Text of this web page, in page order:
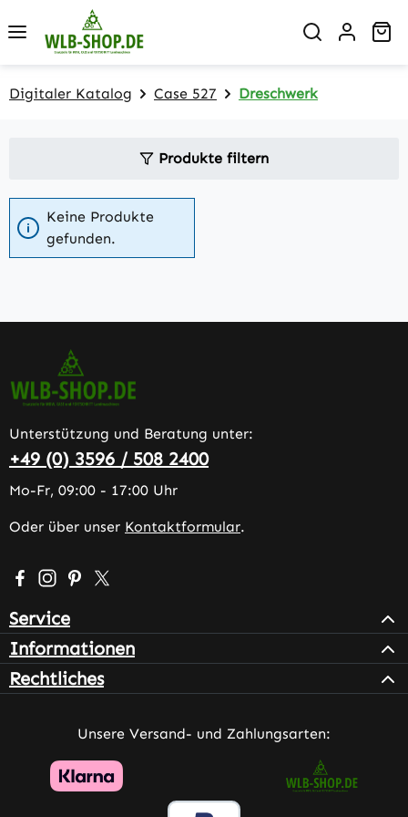
Zum Hauptinhalt springen
Digitaler Katalog Case 527 Dreschwerk
Produkte filtern
Keine Produkte
gefunden.
Unterstützung und Beratung unter:
+49 (0) 3596 / 508 2400
Mo-Fr, 09:00 - 17:00 Uhr
Oder über unser Kontaktformular.
Besuche uns auf Facebook – öffnet in neuem Tab
Schau auf Instagram vorbei – öffnet in neuem Tab
Lass dich auf Pinterest inspirieren – öffnet in
Folge uns auf X – öffnet in neuem Tab
Service
Informationen
Rechtliches
Unsere Versand- und Zahlungsarten: